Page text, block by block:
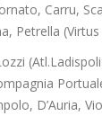
Carru,
Petrella
D’Auria,